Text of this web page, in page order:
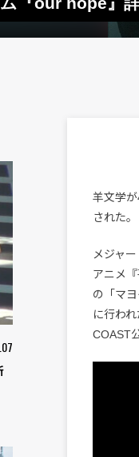
羊文学
された。
メジャ
アニメ
の「マ
に行わ
COAST